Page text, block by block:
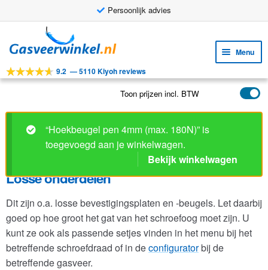
Persoonlijk advies
door
navigatie
naar
inhoud
Menu
Tools
Toepassingen
Klantenservice
9.2 —5110 Kiyoh reviews
Toon prijzen incl. BTW
“Hoekbeugel pen 4mm (max. 180N)” is
toegevoegd aan je winkelwagen.
Bekijk winkelwagen
Losse onderdelen
Dit zijn o.a. losse bevestigingsplaten en -beugels. Let daarbij
goed op hoe groot het gat van het schroefoog moet zijn. U
kunt ze ook als passende setjes vinden in het menu bij het
betreffende schroefdraad of in deconfiguratorbij de
betreffende gasveer.